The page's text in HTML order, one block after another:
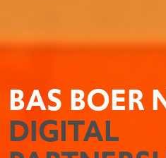
BAS BOER
DIGITAL